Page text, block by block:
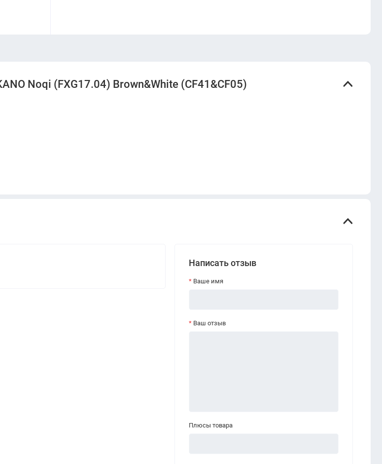
Noqi (FXG17.04) Brown&White (CF41&CF05)
Написать отзыв
Ваше имя
Ваш отзыв
Плюсы товара